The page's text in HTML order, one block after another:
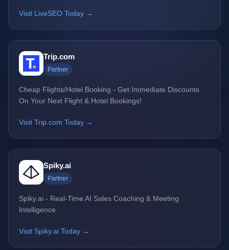
Visit LiveSEO Today →
Trip.com
Partner
Cheap Flights/Hotel Booking - Get Immediate Discounts
On Your Next Flight & Hotel Bookings!
Visit Trip.com Today →
Spiky.ai
Partner
Spiky.ai - Real-Time AI Sales Coaching & Meeting
Intelligence
Visit Spiky.ai Today →